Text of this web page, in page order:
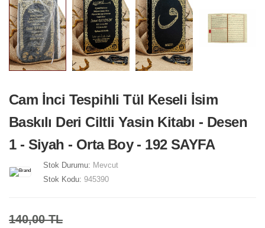
Cam İnci Tespihli Tül Keseli İsim
Baskılı Deri Ciltli Yasin Kitabı - Desen
1 - Siyah - Orta Boy - 192 SAYFA
Stok Durumu: Mevcut
Stok Kodu: 945390
140,00 TL